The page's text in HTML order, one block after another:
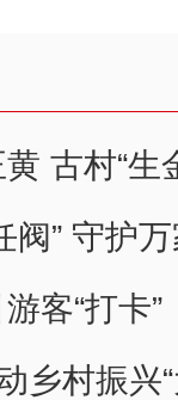
古村“生
” 守护万
客“打卡”
乡村振兴